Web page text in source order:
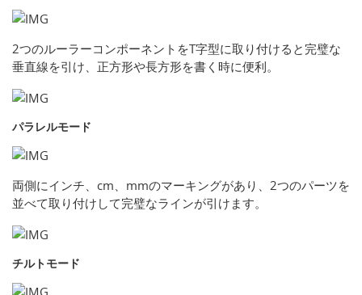
2つのルーラーコンポーネントをT字型に取り付けると完璧な
垂直線を引け、正方形や長方形を書く時に便利。
パラレルモード
両側にインチ、cm、mmのマーキングがあり、2つのパーツを
並べて取り付けして完璧なラインが引けます。
チルトモード